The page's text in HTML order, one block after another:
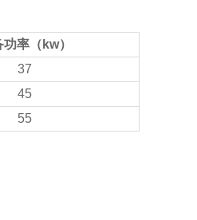
率（kw）
37
45
55